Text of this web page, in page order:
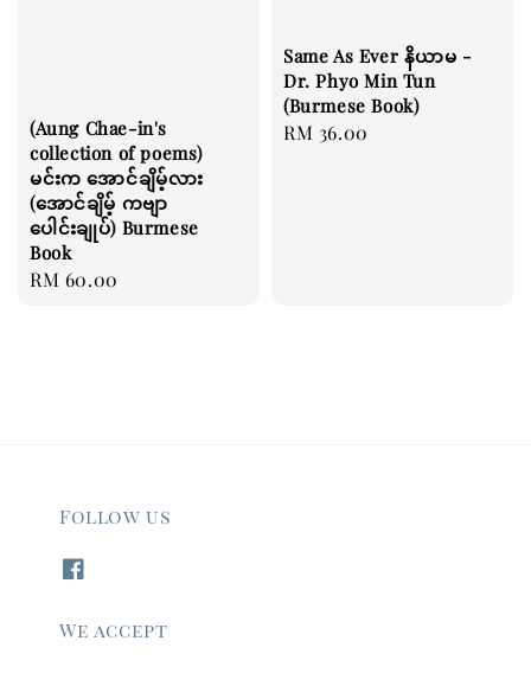
(Aung Chae-in's
collection of poems)
မင်းက အောင်ချိမ့်လား
(အောင်ချိမ့် ကဗျာ
ပေါင်းချုပ်) Burmese
Book
Regular
RM 60.00
Same As Ever နိယာမ -
Dr. Phyo Min Tun
(Burmese Book)
Regular
RM 36.00
Follow us
We accept